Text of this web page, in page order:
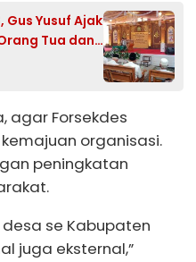
Gus Yusuf Ajak
Tua dan
agar Forsekdes
organisasi.
peningkatan
se Kabupaten
juga eksternal,”